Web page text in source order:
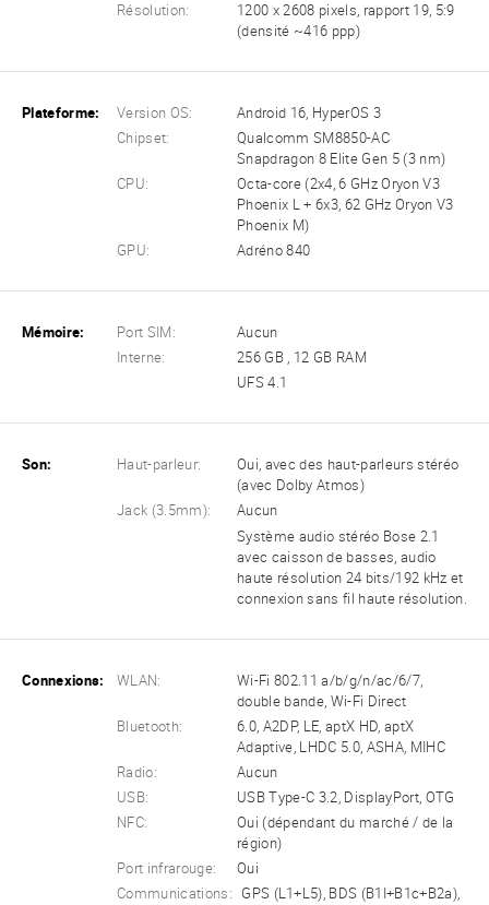
Résolution:
1200 x 2608 pixels, rapport 19, 5:9
(densité ~416 ppp)
Plateforme: Version OS:
Android 16, HyperOS 3
Chipset:
Qualcomm SM8850-AC
Snapdragon 8 Elite Gen 5 (3 nm)
CPU:
Octa-core (2x4, 6 GHz Oryon V3
Phoenix L + 6x3, 62 GHz Oryon V3
Phoenix M)
GPU:
Adréno 840
Mémoire: Port SIM:
Aucun
Interne:
256 GB , 12 GB RAM
UFS 4.1
Son: Haut-parleur:
Oui, avec des haut-parleurs stéréo
(avec Dolby Atmos)
Jack (3.5mm):
Aucun
Système audio stéréo Bose 2.1
avec caisson de basses, audio
haute résolution 24 bits/192 kHz et
connexion sans fil haute résolution.
Connexions: WLAN:
Wi-Fi 802.11 a/b/g/n/ac/6/7,
double bande, Wi-Fi Direct
Bluetooth:
6.0, A2DP, LE, aptX HD, aptX
Adaptive, LHDC 5.0, ASHA, MIHC
Radio:
Aucun
USB:
USB Type-C 3.2, DisplayPort, OTG
NFC:
Oui (dépendant du marché / de la
région)
Port infrarouge:
Oui
Communications:
GPS (L1+L5), BDS (B1I+B1c+B2a),